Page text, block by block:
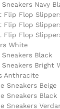
Navy
Flip Flop
Flip Flop
Flop
White
Black
Bright
Anthracite
Sneakers Beige
Sneakers Black
Sneakers